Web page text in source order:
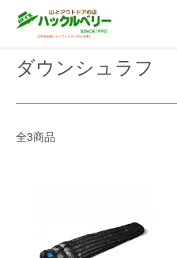
ホーム シュラフ・マット
ダウンシュラフ
全3商品